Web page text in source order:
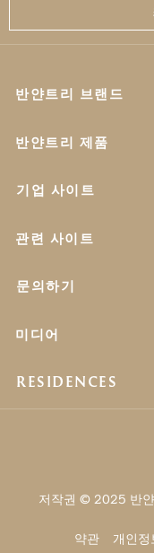
반얀트리 브랜드
반얀트리 제품
기업 사이트
관련 사이트
문의하기
미디어
RESIDENCES
저작권 © 2025 반
약관 개인정